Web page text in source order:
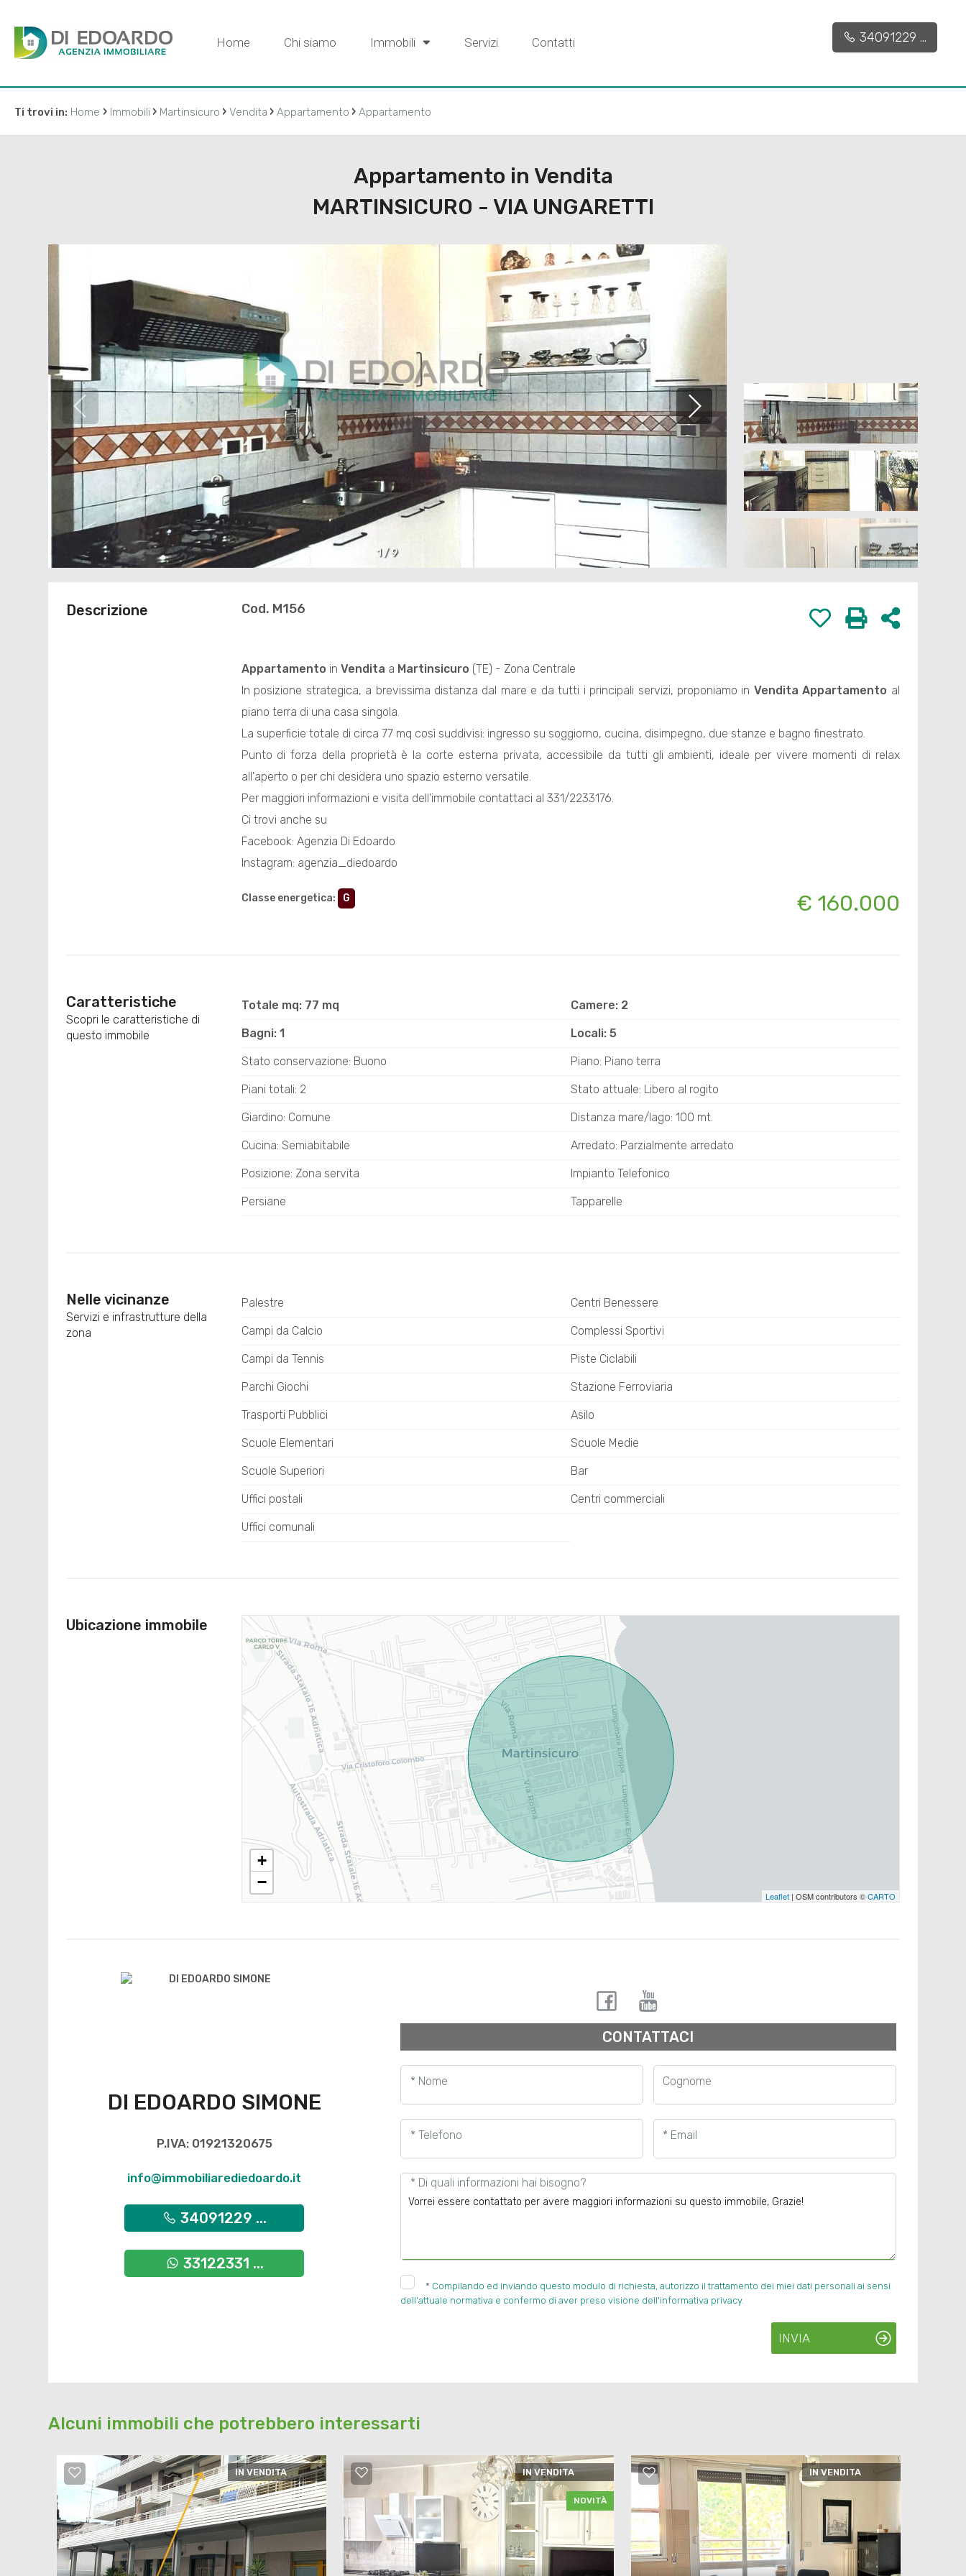
Home Chi siamo Immobili Servizi Contatti 34091229 ...
Ti trovi in: Home › Immobili › Martinsicuro › Vendita › Appartamento › Appartamento
Appartamento in Vendita
MARTINSICURO - VIA UNGARETTI
1/9
Descrizione Cod. M156
Appartamento in Vendita a Martinsicuro (TE) - Zona Centrale
In posizione strategica, a brevissima distanza dal mare e da tutti i principali servizi, proponiamo in Vendita Appartamento al
piano terra di una casa singola.
La superficie totale di circa 77 mq così suddivisi: ingresso su soggiorno, cucina, disimpegno, due stanze e bagno finestrato.
Punto di forza della proprietà è la corte esterna privata, accessibile da tutti gli ambienti, ideale per vivere momenti di relax
all'aperto o per chi desidera uno spazio esterno versatile.
Per maggiori informazioni e visita dell'immobile contattaci al 331/2233176.
Ci trovi anche su
Facebook: Agenzia Di Edoardo
Instagram: agenzia_diedoardo
Classe energetica: G € 160.000
Caratteristiche
Scopri le caratteristiche di
questo immobile
Totale mq: 77 mq Camere: 2
Bagni: 1 Locali: 5
Stato conservazione: Buono Piano: Piano terra
Piani totali: 2 Stato attuale: Libero al rogito
Giardino: Comune Distanza mare/lago: 100 mt.
Cucina: Semiabitabile Arredato: Parzialmente arredato
Posizione: Zona servita Impianto Telefonico
Persiane Tapparelle
Nelle vicinanze
Servizi e infrastrutture della
zona
Palestre Centri Benessere
Campi da Calcio Complessi Sportivi
Campi da Tennis Piste Ciclabili
Parchi Giochi Stazione Ferroviaria
Trasporti Pubblici Asilo
Scuole Elementari Scuole Medie
Scuole Superiori Bar
Uffici postali Centri commerciali
Uffici comunali
Ubicazione immobile
+
−
Leaflet| OSM contributors ©CARTO
DI EDOARDO SIMONE
P.IVA: 01921320675
info@immobiliarediedoardo.it
34091229 ...
33122331 ...
CONTATTACI
* Nome Cognome
* Telefono * Email
* Di quali informazioni hai bisogno?
* Compilando ed inviando questo modulo di richiesta, autorizzo il trattamento dei miei dati personali ai sensi
dell'attuale normativa e confermo di aver preso visione dell'informativa privacy.
INVIA
Alcuni immobili che potrebbero interessarti
IN VENDITA IN VENDITA
NOVITÀ
IN VENDITA